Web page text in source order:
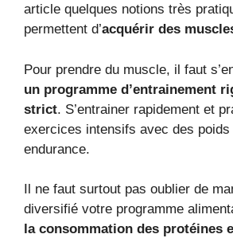
article quelques notions très
permettent d’acquérir des
Pour prendre du muscle, il faut
un programme d’entrainement
strict. S’entrainer rapidement et
exercices intensifs avec des poids
endurance.
Il ne faut surtout pas oublier de
diversifié votre programme
la consommation des protéines